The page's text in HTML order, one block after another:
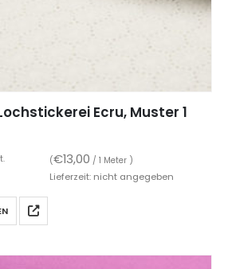
Ecru, Muster 1
(€13,00 / 1 Meter )
Lieferzeit: nicht angegeben